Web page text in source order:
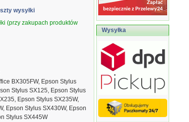
wysyłki
(przy zakupach produktów
BX305FW, Epson Stylus
Stylus SX125, Epson Stylus
Epson Stylus SX235W,
Epson Stylus SX430W, Epson
Stylus SX445W
Wysyłka